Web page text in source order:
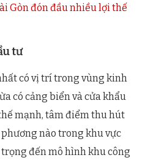
Gòn đón đầu nhiều lợi thế
tư
có vị trí trong vùng kinh
có cảng biển và cửa khẩu
mạnh, tâm điểm thu hút
nào trong khu vực
đến mô hình khu công